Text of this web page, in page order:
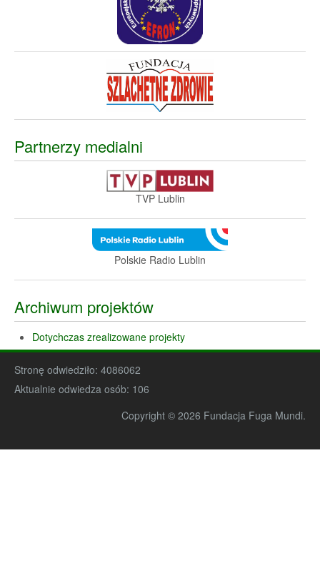
Partnerzy medialni
TVP Lublin
Polskie Radio Lublin
Archiwum projektów
Dotychczas zrealizowane projekty
Stronę odwiedziło: 4086062
Aktualnie odwiedza osób: 106
Copyright © 2026 Fundacja Fuga Mundi.